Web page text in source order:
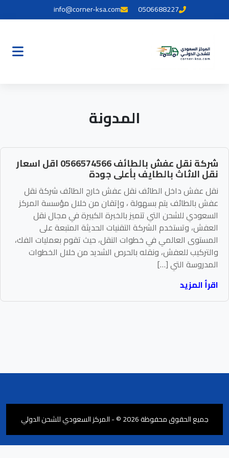
0506688227
info@corner-ksa.com
المدونة
شركة نقل عفش بالطائف 0566574566 اقل اسعار
نقل الاثاث بالطايف بأعلى جودة
نقل عفش داخل الطائف نقل عفش خارج الطائف شركة نقل
عفش بالطائف يتم بسهولة ، وإتقان من خلال مؤسسة المركز
السعودي للشحن التي تتميز بالخبرة الكبيرة في مجال نقل
العفش، وتستخدم الشركة التقنيات الحديثة المتبعة على
المستوى العالمي في خطوات النقل، حيث تقوم بعمليات الفك،
والتركيب للعفش، ونقله بالحرص الشديد من خلال الخطوات
المدروسة التي […]
اقرأ المزيد
جميع الحقوق محفوظة 2026 © - المركز السعودي للشحن الدولي